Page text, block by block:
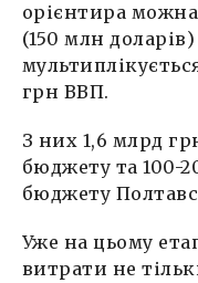
орієнтира
(150 млн
грн ВВП.
З них 1,6 млрд
бюджету та 100-
бюджету
Уже на цьому
витрати не